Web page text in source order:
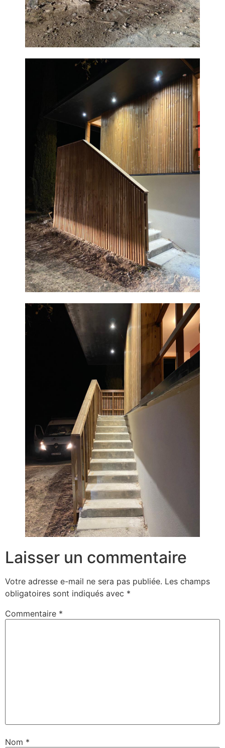
Laisser un commentaire
Votre adresse e-mail ne sera pas publiée. Les champs
obligatoires sont indiqués avec *
Commentaire *
Nom *